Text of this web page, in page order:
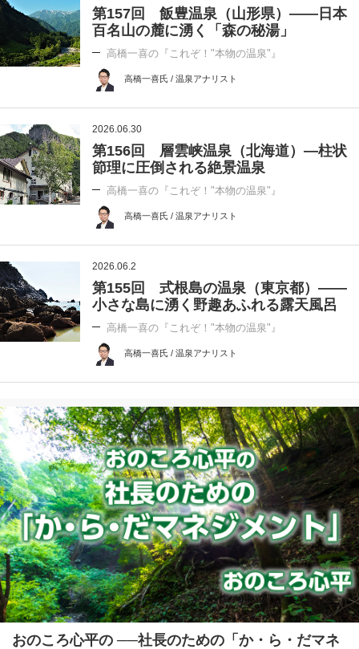
第157回 飯豊温泉（山形県）――日本
百名山の麓に湧く「森の秘湯」
高橋一喜の『これぞ！"本物の温泉"』
高橋一喜氏 / 温泉アナリスト
2026.06.30
第156回 層雲峡温泉（北海道）―柱状
節理に圧倒される絶景温泉
高橋一喜の『これぞ！"本物の温泉"』
高橋一喜氏 / 温泉アナリスト
2026.06.2
第155回 式根島の温泉（東京都）――
小さな島に湧く野趣あふれる露天風呂
高橋一喜の『これぞ！"本物の温泉"』
高橋一喜氏 / 温泉アナリスト
おのころ心平の ──社長のための「か・ら・だマネ